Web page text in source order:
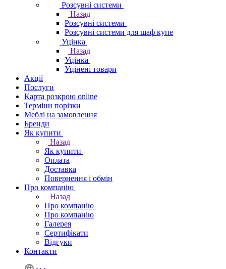
Розсувні системи
Назад
Розсувні системи
Розсувні системи для шаф купе
Уцінка
Назад
Уцінка
Уцінені товари
Акції
Послуги
Карта розкрою online
Терміни порізки
Меблі на замовлення
Бренди
Як купити
Назад
Як купити
Оплата
Доставка
Повернення і обмін
Про компанію
Назад
Про компанію
Про компанію
Галерея
Сертифікати
Відгуки
Контакти